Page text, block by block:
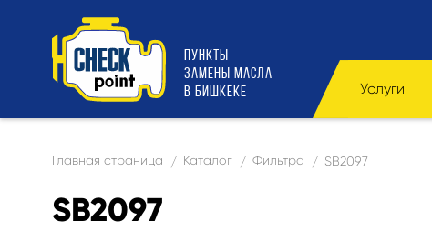
ПУНКТЫ
ЗАМЕНЫ МАСЛА
В БИШКЕКЕ
Услуги
Главная страница / Каталог / Фильтра / SB2097
SB2097